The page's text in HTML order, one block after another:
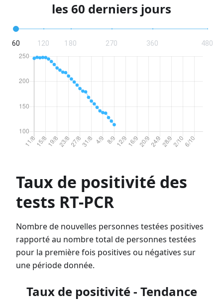
les 60 derniers jours
60 120 180 270 360 480
Taux de positivité des
tests RT-PCR
Nombre de nouvelles personnes testées positives
rapporté au nombre total de personnes testées
pour la première fois positives ou négatives sur
une période donnée.
Taux de positivité - Tendance